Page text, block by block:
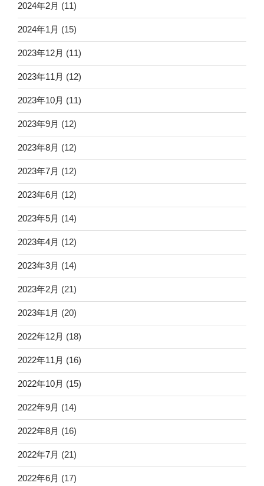
2024年2月 (11)
2024年1月 (15)
2023年12月 (11)
2023年11月 (12)
2023年10月 (11)
2023年9月 (12)
2023年8月 (12)
2023年7月 (12)
2023年6月 (12)
2023年5月 (14)
2023年4月 (12)
2023年3月 (14)
2023年2月 (21)
2023年1月 (20)
2022年12月 (18)
2022年11月 (16)
2022年10月 (15)
2022年9月 (14)
2022年8月 (16)
2022年7月 (21)
2022年6月 (17)